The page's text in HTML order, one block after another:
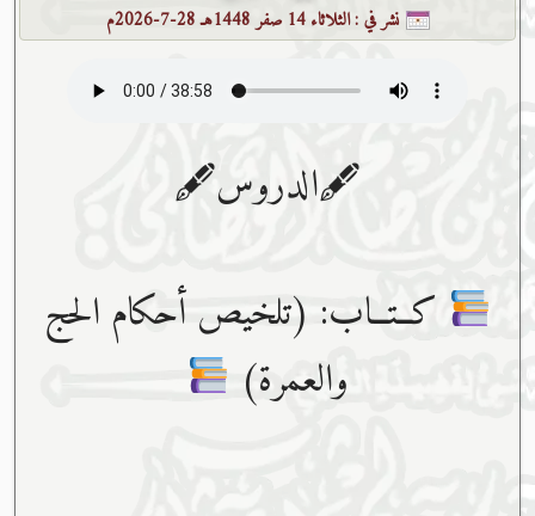
نشر في :الثلاثاء 14 صفر 1448هـ 28-7-2026م
🖋الدروس🖋
كــتــاب: (تلخيص أحكام الحج
والعمرة)